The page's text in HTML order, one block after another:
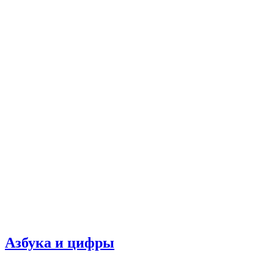
Азбука и цифры